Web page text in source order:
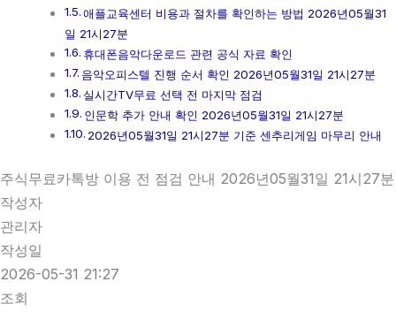
애플교육센터 비용과 절차를 확인하는 방법 2026년05월31
일 21시27분
휴대폰음악다운로드 관련 공식 자료 확인
음악오피스텔 진행 순서 확인 2026년05월31일 21시27분
실시간TV무료 선택 전 마지막 점검
인문학 추가 안내 확인 2026년05월31일 21시27분
2026년05월31일 21시27분 기준 센추리게임 마무리 안내
주식무료카톡방 이용 전 점검 안내 2026년05월31일 21시27분
작성자
관리자
작성일
2026-05-31 21:27
조회